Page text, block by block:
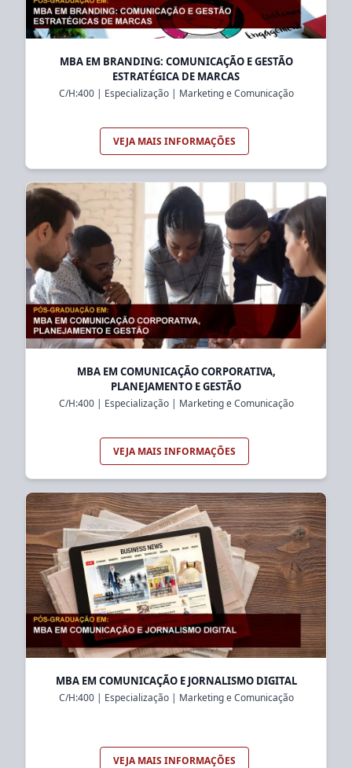
MBA EM BRANDING: COMUNICAÇÃO E GESTÃO
ESTRATÉGICA DE MARCAS
C/H:400| Especialização| Marketing e Comunicação
VEJA MAIS INFORMAÇÕES
MBA EM COMUNICAÇÃO CORPORATIVA,
PLANEJAMENTO E GESTÃO
C/H:400| Especialização| Marketing e Comunicação
VEJA MAIS INFORMAÇÕES
MBA EM COMUNICAÇÃO E JORNALISMO DIGITAL
C/H:400| Especialização| Marketing e Comunicação
VEJA MAIS INFORMAÇÕES